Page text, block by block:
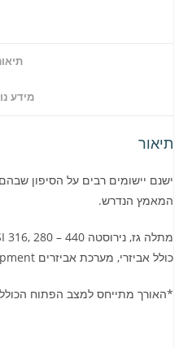
מידע
תיאור
ישנם יישומים רבים על הסיפון
המאמץ הנדרש.
מתלה גז, נירוסטה AISI 316, 280 – 440 מ"מ.
כולל אביזרי, מערכת אביזרים V-Quuipment
*האורך מתייחס למצב הפתוח